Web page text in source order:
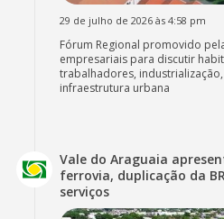
29 de julho de 2026 às 4:58 pm
Fórum Regional promovido
empresariais para discutir
trabalhadores,
infraestrutura urbana
Vale do Araguaia
ferrovia, duplicação da
serviços